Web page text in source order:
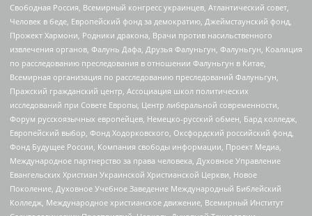
Свободная Россия, Всемирный конгресс украинцев, Атлантический совет,
Человек в беде, Европейский фонд за демократию, Джеймстаунский фонд,
Прожект Хармони, Родники дракона, Врачи против насильственного
извлечения органов, Фалунь Дафа, Друзья Фалуньгун, Фалуньгун, Коалиция
по расследованию преследования в отношении Фалуньгун в Китае,
Всемирная организация по расследованию преследований Фалуньгун,
Пражский гражданский центр, Ассоциация школ политических
исследований при Совете Европы, Центр либеральной современности,
Форум русскоязычных европейцев, Немецко-русский обмен, Бард колледж,
Европейский выбор, Фонд Ходорковского, Оксфордский российский фонд,
Фонд Будущее России, Компания свободы информации, Проект Медиа,
Международное партнерство за права человека, Духовное Управление
Евангельских Христиан Украинской Христианской Церкви, Новое
Поколение, Духовное Учебное Заведение Международный Библейский
Колледж, Международное христианское движение, Всемирный Институт